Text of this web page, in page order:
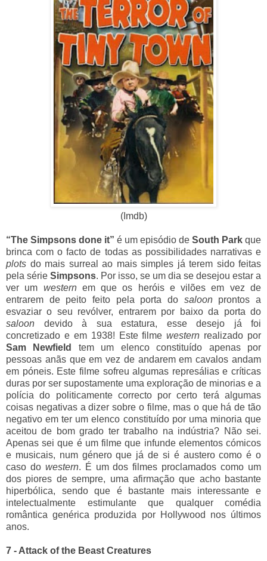
(Imdb)
“The Simpsons done it” é um episódio de South Park que
brinca com o facto de todas as possibilidades narrativas e
plots do mais surreal ao mais simples já terem sido feitas
pela série Simpsons. Por isso, se um dia se desejou estar a
ver um westernem que os heróis e vilões em vez de
entrarem de peito feito pela porta do saloonprontos a
esvaziar o seu revólver, entrarem por baixo da porta do
saloon devido à sua estatura, esse desejo já foi
concretizado e em 1938! Este filmewestern realizado por
Sam Newfield
tem um elenco constituído apenas por
pessoas anãs que em vez de andarem em cavalos andam
em póneis. Este filme sofreu algumas represálias e críticas
duras por ser supostamente uma exploração de minorias e a
polícia do politicamente correcto por certo terá algumas
coisas negativas a dizer sobre o filme, mas o que há de tão
negativo em ter um elenco constituído por uma minoria que
aceitou de bom grado ter trabalho na indústria? Não sei.
Apenas sei que é um filme que infunde elementos cómicos
e musicais, num género que já de si é austero como é o
caso do western. É um dos filmes proclamados como um
dos piores de sempre, uma afirmação que acho bastante
hiperbólica, sendo que é bastante mais interessante e
intelectualmente estimulante que qualquer comédia
romântica genérica produzida por Hollywood nos últimos
anos.
7 - Attack of the Beast Creatures